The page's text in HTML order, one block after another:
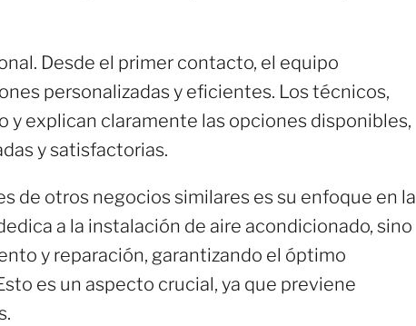
Desde el primer contacto, el equipo
personalizadas y eficientes. Los técnicos,
explican claramente las opciones disponibles,
y satisfactorias.
de otros negocios similares es su enfoque en la
a la instalación de aire acondicionado, sino
y reparación, garantizando el óptimo
es un aspecto crucial, ya que previene